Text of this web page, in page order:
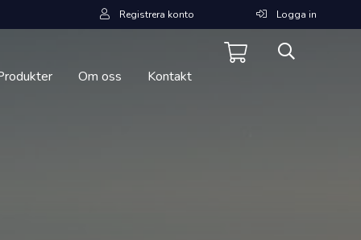
Registrera konto Logga in
Om oss Kontakt